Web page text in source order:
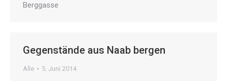
Berggasse
Gegenstände aus Naab bergen
Alle 5. Juni 2014